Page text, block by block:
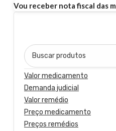
Valor medicamento
Demanda judicial
Valor remédio
Preço medicamento
Preços remédios
Vou receber nota fiscal das